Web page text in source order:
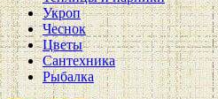
Укроп
Чеснок
Цветы
Сантехника
Рыбалка